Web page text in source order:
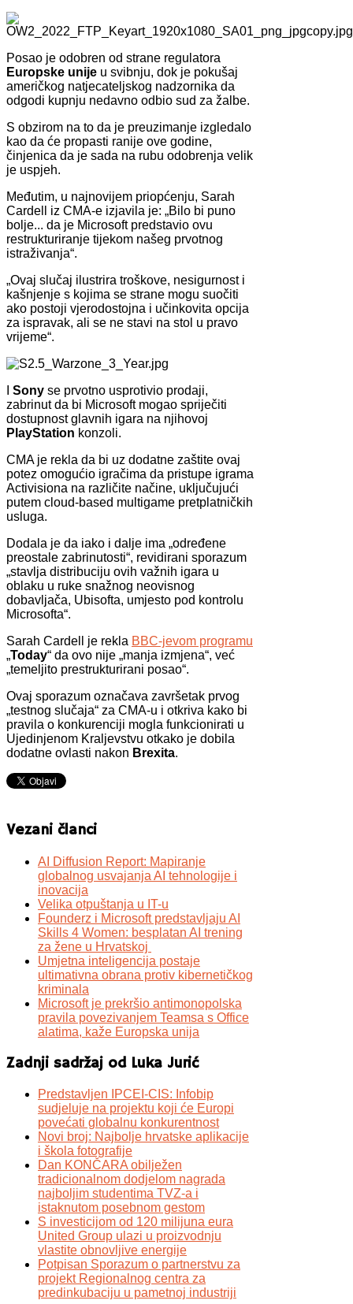
Posao je odobren od strane regulatora
Europske unije u svibnju, dok je pokušaj
američkog natjecateljskog nadzornika da
odgodi kupnju nedavno odbio sud za žalbe.
S obzirom na to da je preuzimanje izgledalo
kao da će propasti ranije ove godine,
činjenica da je sada na rubu odobrenja velik
je uspjeh.
Međutim, u najnovijem priopćenju, Sarah
Cardell iz CMA-e izjavila je: „Bilo bi puno
bolje... da je Microsoft predstavio ovu
restrukturiranje tijekom našeg prvotnog
istraživanja“.
„Ovaj slučaj ilustrira troškove, nesigurnost i
kašnjenje s kojima se strane mogu suočiti
ako postoji vjerodostojna i učinkovita opcija
za ispravak, ali se ne stavi na stol u pravo
vrijeme“.
Sony se prvotno usprotivio prodaji,
zabrinut da bi Microsoft mogao spriječiti
dostupnost glavnih igara na njihovoj
PlayStation konzoli.
CMA je rekla da bi uz dodatne zaštite ovaj
potez omogućio igračima da pristupe igrama
Activisiona na različite načine, uključujući
putem cloud-based multigame pretplatničkih
usluga.
Dodala je da iako i dalje ima „određene
preostale zabrinutosti“, revidirani sporazum
„stavlja distribuciju ovih važnih igara u
oblaku u ruke snažnog neovisnog
dobavljača, Ubisofta, umjesto pod kontrolu
Microsofta“.
Sarah Cardell je rekla BBC-jevom programu
„Today“ da ovo nije „manja izmjena“, već
„temeljito prestrukturirani posao“.
Ovaj sporazum označava završetak prvog
„testnog slučaja“ za CMA-u i otkriva kako bi
pravila o konkurenciji mogla funkcionirati u
Ujedinjenom Kraljevstvu otkako je dobila
dodatne ovlasti nakon Brexita.
Vezani članci
AI Diffusion Report: Mapiranje
globalnog usvajanja AI tehnologije i
inovacija
Velika otpuštanja u IT-u
Founderz i Microsoft predstavljaju AI
Skills 4 Women: besplatan AI trening
za žene u Hrvatskoj
Umjetna inteligencija postaje
ultimativna obrana protiv kibernetičkog
kriminala
Microsoft je prekršio antimonopolska
pravila povezivanjem Teamsa s Office
alatima, kaže Europska unija
Zadnji sadržaj od Luka Jurić
Predstavljen IPCEI-CIS: Infobip
sudjeluje na projektu koji će Europi
povećati globalnu konkurentnost
Novi broj: Najbolje hrvatske aplikacije
i škola fotografije
Dan KONČARA obilježen
tradicionalnom dodjelom nagrada
najboljim studentima TVZ-a i
istaknutom posebnom gestom
S investicijom od 120 milijuna eura
United Group ulazi u proizvodnju
vlastite obnovljive energije
Potpisan Sporazum o partnerstvu za
projekt Regionalnog centra za
predinkubaciju u pametnoj industriji